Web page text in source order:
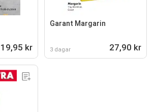
19,95 kr
Garant Margarin
3 dagar 27,90 kr